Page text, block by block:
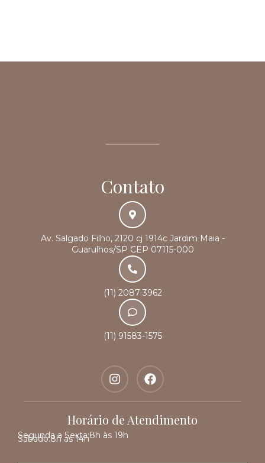
Contato
Av. Salgado Filho, 2120 cj 1914c Jardim Maia -
Guarulhos/SP CEP 07115-000
(11) 2087-3962
(11) 91583-1575
Horário de Atendimento
Segunda a Sexta:8h às 19h
Sábado:8h às 14h